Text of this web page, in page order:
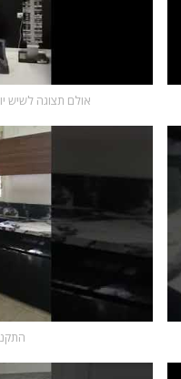
אולם תצוגה לשיש